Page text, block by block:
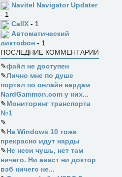
Navitel Navigator Updater
- 1
CallX - 1
Автоматический
диктофон - 1
ПОСЛЕДНИЕ КОММЕНТАРИИ
✎файл не доступен
✎Лично мне по душе
портал по онлайн нардам
NardGammon.com у них...
✎Мониторинг транспорта
№1
✎
✎На Windows 10 тоже
прекрасно идут нарды
✎Не неси чушь, нет там
ничего. Ни аваст ни доктор
вэб ничего не...